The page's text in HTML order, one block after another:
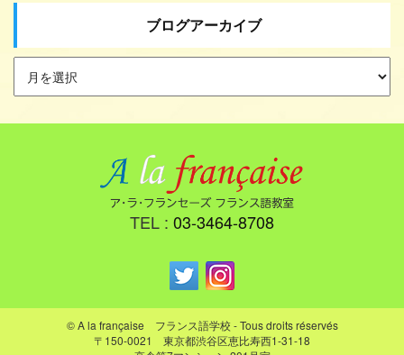
ブログアーカイブ
TEL : 03-3464-8708
© A la française フランス語学校 - Tous droits réservés
〒150-0021 東京都渋谷区恵比寿西1-31-18